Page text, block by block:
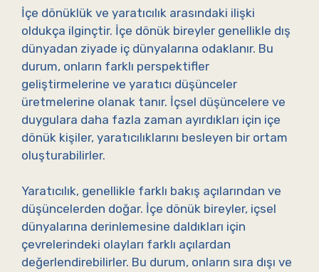
İçe dönüklük ve yaratıcılık arasındaki ilişki
oldukça ilginçtir. İçe dönük bireyler genellikle dış
dünyadan ziyade iç dünyalarına odaklanır. Bu
durum, onların farklı perspektifler
geliştirmelerine ve yaratıcı düşünceler
üretmelerine olanak tanır. İçsel düşüncelere ve
duygulara daha fazla zaman ayırdıkları için içe
dönük kişiler, yaratıcılıklarını besleyen bir ortam
oluşturabilirler.
Yaratıcılık, genellikle farklı bakış açılarından ve
düşüncelerden doğar. İçe dönük bireyler, içsel
dünyalarına derinlemesine daldıkları için
çevrelerindeki olayları farklı açılardan
değerlendirebilirler. Bu durum, onların sıra dışı ve